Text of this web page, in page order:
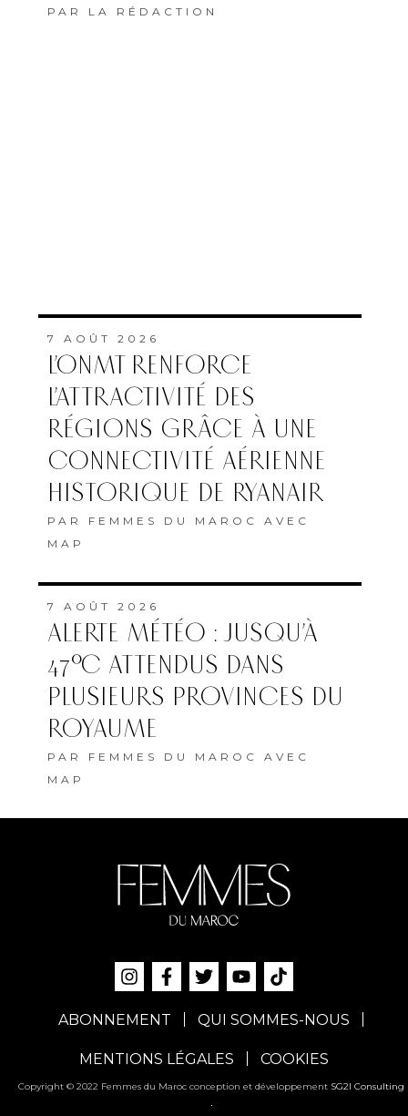
PAR LA RÉDACTION
7 AOÛT 2026
L’ONMT RENFORCE
L’ATTRACTIVITÉ DES
RÉGIONS GRÂCE À UNE
CONNECTIVITÉ AÉRIENNE
HISTORIQUE DE RYANAIR
PAR FEMMES DU MAROC AVEC
MAP
7 AOÛT 2026
ALERTE MÉTÉO : JUSQU’À
47°C ATTENDUS DANS
PLUSIEURS PROVINCES DU
ROYAUME
PAR FEMMES DU MAROC AVEC
MAP
ABONNEMENT QUI SOMMES-NOUS
MENTIONS LÉGALES COOKIES
Copyright © 2022 Femmes du Maroc conception et développement SG2I Consulting